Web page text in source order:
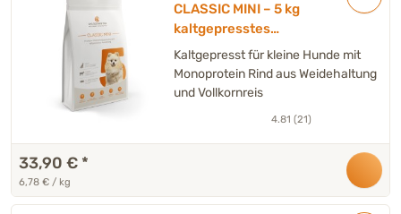
CLASSIC MINI – 5 kg
kaltgepresstes
Trockenfutter Hund
Kaltgepresst für kleine Hunde mit
Monoprotein Rind aus Weidehaltung
und Vollkornreis
4.81 (21)
33,90 € *
6,78 € / kg